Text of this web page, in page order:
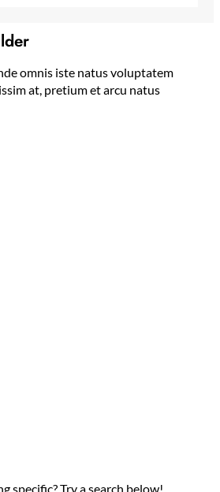
omnis iste natus voluptatem
at, pretium et arcu natus
specific? Try a search below!